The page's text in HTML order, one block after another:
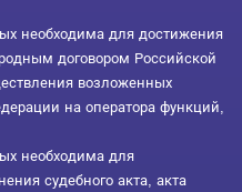
необходима для достижения
договором Российской
возложенных
на оператора функций,
необходима для
судебного акта, акта